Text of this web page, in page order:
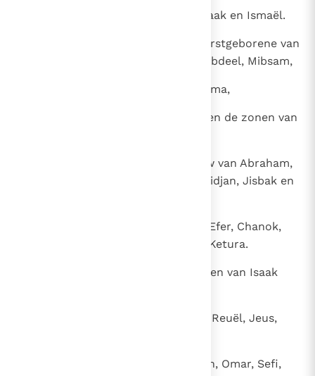
De zonen van Abraham waren Isaak en Ismaël.
Dit zijn hun nakomelingen: de eerstgeborene van
Ismaël was Nebajot, dan Kedar, Abdeel, Mibsam,
Misma, Duma, Massa, Chadad, Tema,
Jetur, Nafis en Kedema. Dat waren de zonen van
De zonen van Ketura, de bijvrouw van Abraham,
waren Zimran, Joksan, Medan, Midjan, Jisbak en
De zonen van Midjan waren Efa, Efer, Chanok,
Abida en Eldaa; allen zonen van Ketura.
Abraham verwekte Isaak. De zonen van Isaak
De zonen van Esau waren Elifaz, Reuël, Jeus,
De zonen van Elifaz waren Teman, Omar, Sefi,